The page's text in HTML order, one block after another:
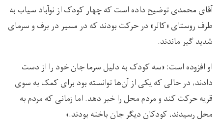
آقای محمدی توضیح داده است که چهار کودک از نوآباد سیاب به
طرف روستای «کالر» در حرکت بودند که در مسیر در برف و سرمای
شدید گیر ماندند.
او افزوده است: «سه کودک به دلیل سرما جان خود را از دست
دادند، در حالی که یکی از آن‌ها توانسته بود برای کمک به سوی
قریه حرکت کند و مردم محل را خبر دهد. اما زمانی که مردم به
محل رسیدند، کودکان دیگر جان باخته بودند.»